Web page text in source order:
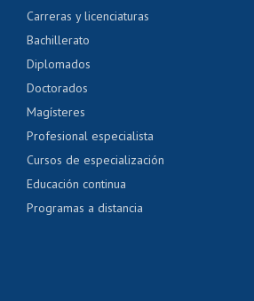
Carreras y licenciaturas
Bachillerato
Diplomados
Doctorados
Magísteres
Profesional especialista
Cursos de especialización
Educación continua
Programas a distancia